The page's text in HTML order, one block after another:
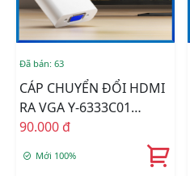
Đã bán: 63
CÁP CHUYỂN ĐỔI HDMI
RA VGA Y-6333C01
UNITEK
90.000 đ
Mới 100%